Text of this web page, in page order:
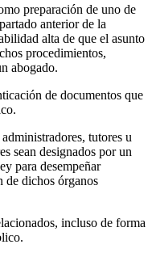
preparación de uno de
anterior de la
alta de que el asunto
procedimientos,
abogado.
de documentos que
tutores u
sean designados por un
para desempeñar
de dichos órganos
incluso de forma